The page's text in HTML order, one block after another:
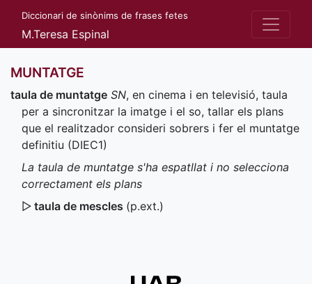
Diccionari de sinònims de frases fetes
M.Teresa Espinal
MUNTATGE
taula de muntatge SN, en cinema i en televisió, taula
per a sincronitzar la imatge i el so, tallar els plans
que el realitzador consideri sobrers i fer el muntatge
definitiu (DIEC1)
La taula de muntatge s'ha espatllat i no selecciona
correctament els plans
▷ taula de mescles (p.ext.)